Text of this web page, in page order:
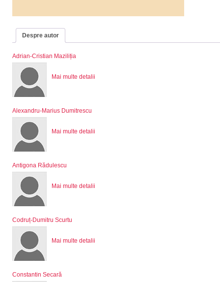
Despre autor
Adrian-Cristian Maziliția
Mai multe detalii
Alexandru-Marius Dumitrescu
Mai multe detalii
Antigona Rădulescu
Mai multe detalii
Codruț-Dumitru Scurtu
Mai multe detalii
Constantin Secară